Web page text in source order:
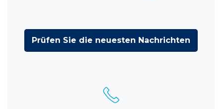
Prüfen Sie die neuesten Nachrichten